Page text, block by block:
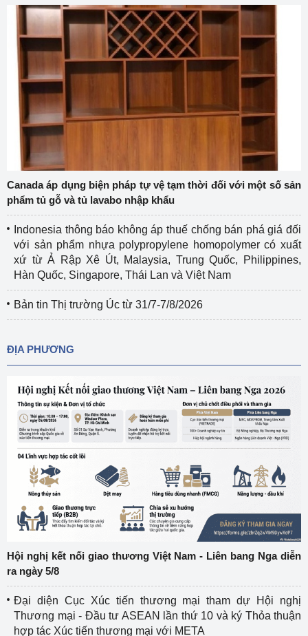
Canada áp dụng biện pháp tự vệ tạm thời đối với một số sản
phẩm tủ gỗ và tủ lavabo nhập khẩu
Indonesia thông báo không áp thuế chống bán phá giá đối
với sản phẩm nhựa polypropylene homopolymer có xuất
xứ từ Ả Rập Xê Út, Malaysia, Trung Quốc, Philippines,
Hàn Quốc, Singapore, Thái Lan và Việt Nam
Bản tin Thị trường Úc từ 31/7-7/8/2026
ĐỊA PHƯƠNG
Hội nghị kết nối giao thương Việt Nam - Liên bang Nga diễn
ra ngày 5/8
Đại diện Cục Xúc tiến thương mại tham dự Hội nghị
Thương mại - Đầu tư ASEAN lần thứ 10 và ký Thỏa thuận
hợp tác Xúc tiến thương mại với META